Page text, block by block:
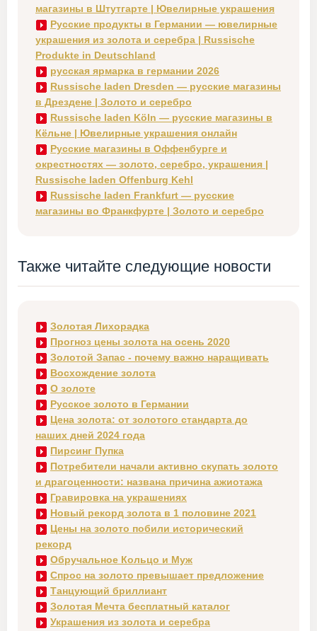
магазины в Штутгарте | Ювелирные украшения
Русские продукты в Германии — ювелирные
украшения из золота и серебра | Russische
Produkte in Deutschland
русская ярмарка в германии 2026
Russische laden Dresden — русские магазины
в Дрездене | Золото и серебро
Russische laden Köln — русские магазины в
Кёльне | Ювелирные украшения онлайн
Русские магазины в Оффенбурге и
окрестностях — золото, серебро, украшения |
Russische laden Offenburg Kehl
Russische laden Frankfurt — русские
магазины во Франкфурте | Золото и серебро
Также читайте следующие новости
Золотая Лихорадка
Прогноз цены золота на осень 2020
Золотой Запас - почему важно наращивать
Восхождение золота
О золоте
Русское золото в Германии
Цена золота: от золотого стандарта до
наших дней 2024 года
Пирсинг Пупка
Потребители начали активно скупать золото
и драгоценности: названа причина ажиотажа
Гравировка на украшениях
Новый рекорд золота в 1 половине 2021
Цены на золото побили исторический
рекорд
Обручальное Кольцо и Муж
Спрос на золото превышает предложение
Танцующий бриллиант
Золотая Мечта бесплатный каталог
Украшения из золота и серебра